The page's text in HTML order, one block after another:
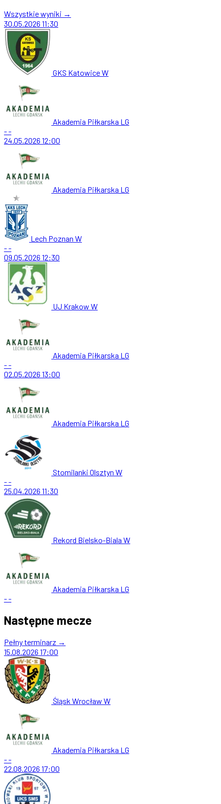
Wszystkie wyniki →
30.05.2026 11:30
GKS Katowice W
Akademia Piłkarska LG
--
24.05.2026 12:00
Akademia Piłkarska LG
Lech Poznan W
--
09.05.2026 12:30
UJ Krakow W
Akademia Piłkarska LG
--
02.05.2026 13:00
Akademia Piłkarska LG
Stomilanki Olsztyn W
--
25.04.2026 11:30
Rekord Bielsko-Biala W
Akademia Piłkarska LG
--
Następne mecze
Pełny terminarz →
15.08.2026 17:00
Śląsk Wrocław W
Akademia Piłkarska LG
--
22.08.2026 17:00